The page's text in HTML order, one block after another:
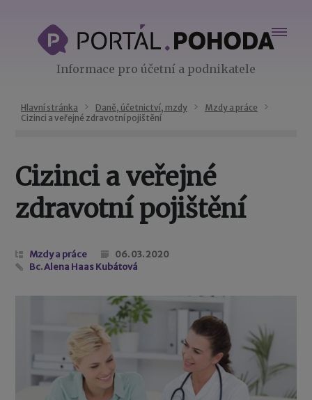
Informace pro účetní a podnikatele
Hlavní stránka Daně, účetnictví, mzdy
Mzdy a práce
Cizinci a veřejné zdravotní pojištění
Cizinci a veřejné
zdravotní pojištění
Mzdy a práce
06. 03. 2020
Bc. Alena Haas Kubátová